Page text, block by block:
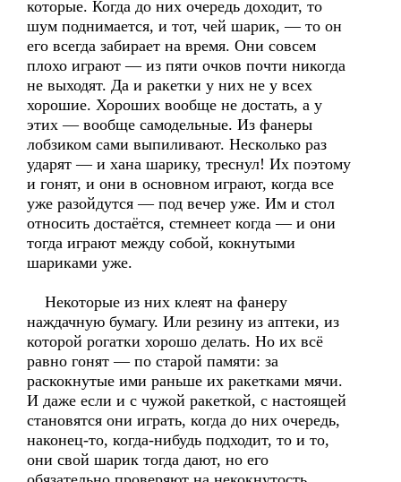
которые. Когда до них очередь доходит, то
шум поднимается, и тот, чей шарик, — то он
его всегда забирает на время. Они совсем
плохо играют — из пяти очков почти никогда
не выходят. Да и ракетки у них не у всех
хорошие. Хороших вообще не достать, а у
этих — вообще самодельные. Из фанеры
лобзиком сами выпиливают. Несколько раз
ударят — и хана шарику, треснул! Их поэтому
и гонят, и они в основном играют, когда все
уже разойдутся — под вечер уже. Им и стол
относить достаётся, стемнеет когда — и они
тогда играют между собой, кокнутыми
шариками уже.
Некоторые из них клеят на фанеру
наждачную бумагу. Или резину из аптеки, из
которой рогатки хорошо делать. Но их всё
равно гонят — по старой памяти: за
раскокнутые ими раньше их ракетками мячи.
И даже если и с чужой ракеткой, с настоящей
становятся они играть, когда до них очередь,
наконец-то, когда-нибудь подходит, то и то,
они свой шарик тогда дают, но его